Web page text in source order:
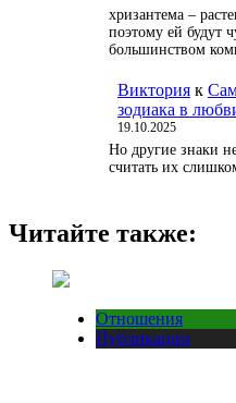
хризантема –
поэтому ей будут
большинством
Виктория к
зодиака в
19.10.2025
Но другие знаки
считать их
Читайте также:
Отношения
Публикации